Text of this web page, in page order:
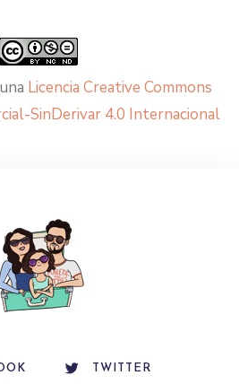
Licencia Creative Commons
SinDerivar 4.0 Internacional
TWITTER